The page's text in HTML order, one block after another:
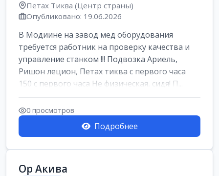
Петах Тиква (Центр страны)
Опубликовано: 19.06.2026
В Модиине на завод мед оборудования
требуется работник на проверку качества и
управление станком !!! Подвозка Ариель,
Ришон лецион, Петах тиква с первого часа
150 с первого часа Не физическая, сидя! П...
0 просмотров
Подробнее
Ор Акива